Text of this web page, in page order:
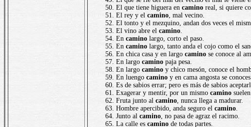
El que tiene higuera en camino real, si quiere
El rey y el camino, mal vecino.
El tonto y el mezquino, andan dos veces el
El vino abre el camino.
En camino largo, corto el paso.
En camino largo, tanto anda el cojo como el
En chica casa y en largo camino se conoce al
En largo camino paja pesa.
En largo camino y chico mesón, conoce el
En luengo camino y en cama angosta se
Es de sabios errar; pero es más de sabios
Exagerar y mentir, por un mismo camino
Fruta junto al camino, nunca llega a madurar.
Hombre apercibido, anda seguro el camino.
Junto al camino, no pasa de agraz el racimo.
La calle es camino de todas partes.